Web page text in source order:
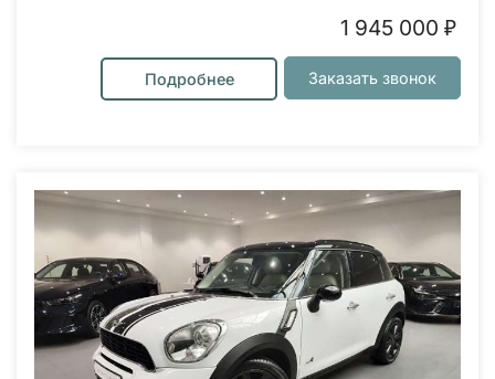
1 945 000 ₽
Подробнее Заказать звонок